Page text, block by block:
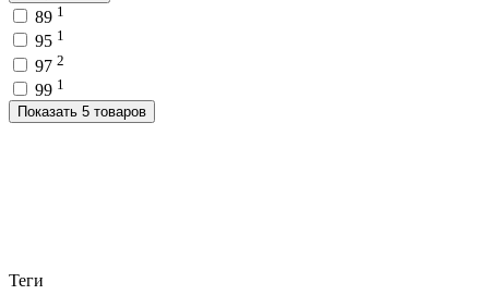
89 1
95 1
97 2
99 1
Показать 5 товаров
Теги